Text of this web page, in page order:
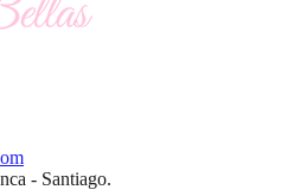
- Santiago.